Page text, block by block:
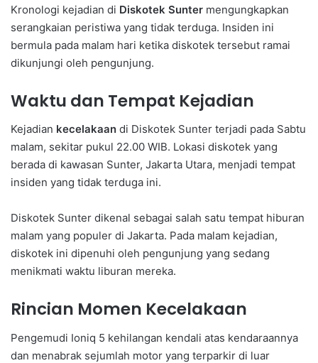
Kronologi kejadian di Diskotek Sunter mengungkapkan
serangkaian peristiwa yang tidak terduga. Insiden ini
bermula pada malam hari ketika diskotek tersebut ramai
dikunjungi oleh pengunjung.
Waktu dan Tempat Kejadian
Kejadian kecelakaan di Diskotek Sunter terjadi pada Sabtu
malam, sekitar pukul 22.00 WIB. Lokasi diskotek yang
berada di kawasan Sunter, Jakarta Utara, menjadi tempat
insiden yang tidak terduga ini.
Diskotek Sunter dikenal sebagai salah satu tempat hiburan
malam yang populer di Jakarta. Pada malam kejadian,
diskotek ini dipenuhi oleh pengunjung yang sedang
menikmati waktu liburan mereka.
Rincian Momen Kecelakaan
Pengemudi Ioniq 5 kehilangan kendali atas kendaraannya
dan menabrak sejumlah motor yang terparkir di luar